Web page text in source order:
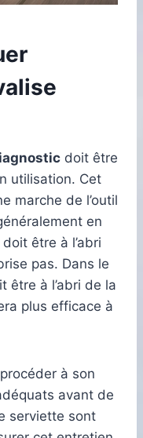
doit être
utilisation. Cet
marche de l’outil
en
être à l’abri
pas. Dans le
être à l’abri de la
plus efficace à
à son
avant de
serviette sont